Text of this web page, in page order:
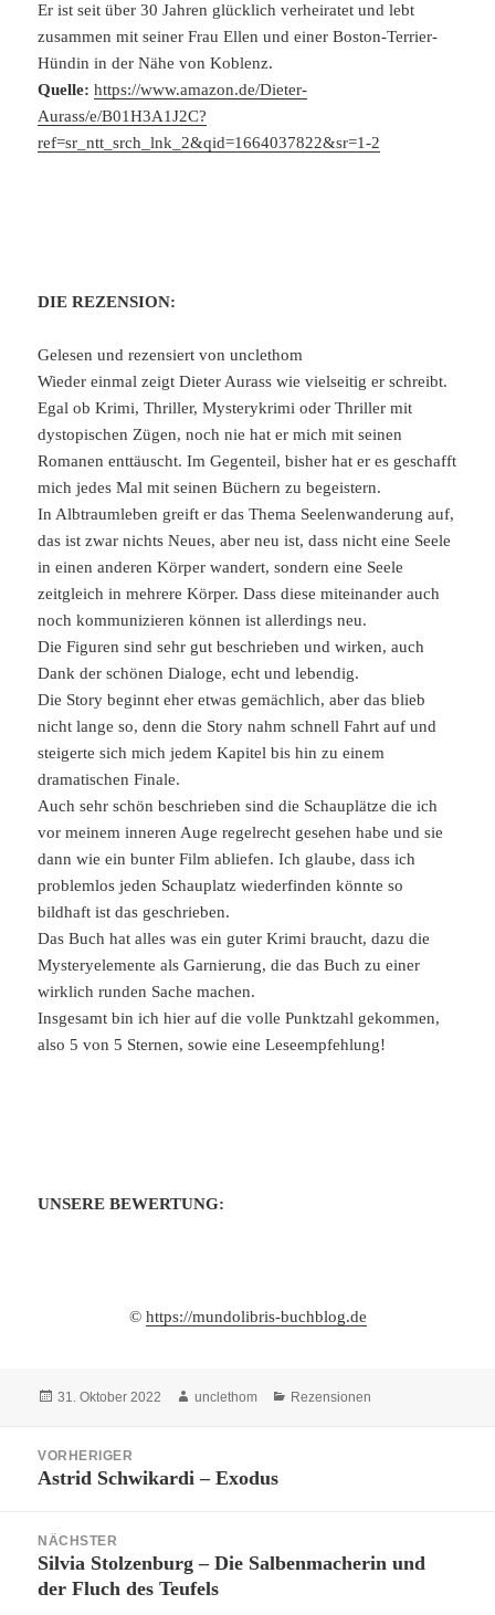
Er ist seit über 30 Jahren glücklich verheiratet und lebt
zusammen mit seiner Frau Ellen und einer Boston-Terrier-
Hündin in der Nähe von Koblenz.
Quelle: https://www.amazon.de/Dieter-
Aurass/e/B01H3A1J2C?
ref=sr_ntt_srch_lnk_2&qid=1664037822&sr=1-2
DIE REZENSION:
Gelesen und rezensiert von unclethom
Wieder einmal zeigt Dieter Aurass wie vielseitig er schreibt.
Egal ob Krimi, Thriller, Mysterykrimi oder Thriller mit
dystopischen Zügen, noch nie hat er mich mit seinen
Romanen enttäuscht. Im Gegenteil, bisher hat er es geschafft
mich jedes Mal mit seinen Büchern zu begeistern.
In Albtraumleben greift er das Thema Seelenwanderung auf,
das ist zwar nichts Neues, aber neu ist, dass nicht eine Seele
in einen anderen Körper wandert, sondern eine Seele
zeitgleich in mehrere Körper. Dass diese miteinander auch
noch kommunizieren können ist allerdings neu.
Die Figuren sind sehr gut beschrieben und wirken, auch
Dank der schönen Dialoge, echt und lebendig.
Die Story beginnt eher etwas gemächlich, aber das blieb
nicht lange so, denn die Story nahm schnell Fahrt auf und
steigerte sich mich jedem Kapitel bis hin zu einem
dramatischen Finale.
Auch sehr schön beschrieben sind die Schauplätze die ich
vor meinem inneren Auge regelrecht gesehen habe und sie
dann wie ein bunter Film abliefen. Ich glaube, dass ich
problemlos jeden Schauplatz wiederfinden könnte so
bildhaft ist das geschrieben.
Das Buch hat alles was ein guter Krimi braucht, dazu die
Mysteryelemente als Garnierung, die das Buch zu einer
wirklich runden Sache machen.
Insgesamt bin ich hier auf die volle Punktzahl gekommen,
also 5 von 5 Sternen, sowie eine Leseempfehlung!
UNSERE BEWERTUNG:
© https://mundolibris-buchblog.de
Veröffentlicht
31. Oktober 2022 Autor
unclethom Kategorien
Rezensionen
VORHERIGER
Vorheriger
Astrid Schwikardi – Exodus
NÄCHSTER
Nächster
Beitrag:
Silvia Stolzenburg – Die Salbenmacherin und
der Fluch des Teufels